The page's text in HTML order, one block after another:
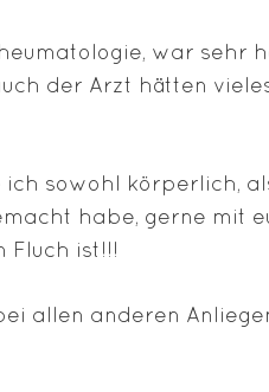
war sehr
der Arzt hätten
sowohl körperlich,
habe, gerne mit
Fluch ist!!!
allen anderen